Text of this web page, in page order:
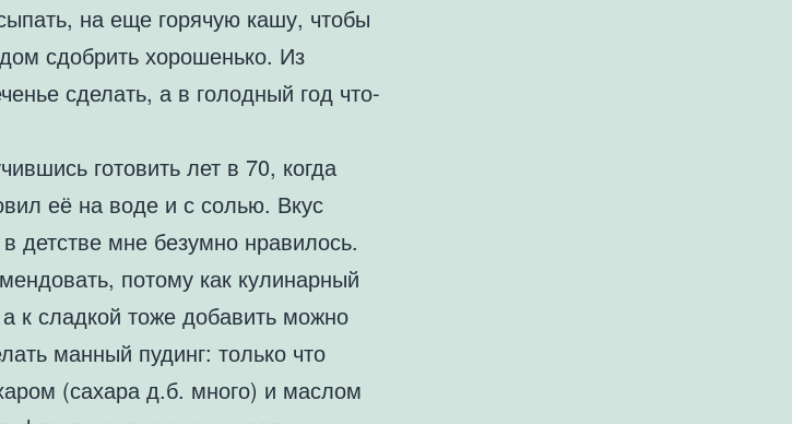
на еще горячую кашу, чтобы
сдобрить хорошенько. Из
сделать, а в голодный год что-
готовить лет в 70, когда
её на воде и с солью. Вкус
детстве мне безумно нравилось.
потому как кулинарный
к сладкой тоже добавить можно
манный пудинг: только что
(сахара д.б. много) и маслом